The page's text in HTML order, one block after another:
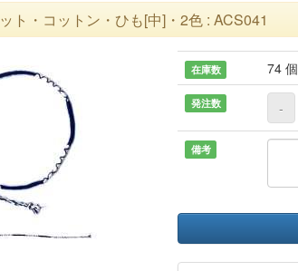
ト・コットン・ひも[中]・2色 : ACS041
在庫数 74 個
発注数 -
備考